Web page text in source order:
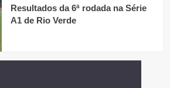
Resultados da 6ª rodada na Série
A1 de Rio Verde